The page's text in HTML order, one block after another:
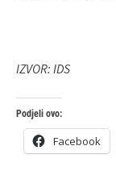
IZVOR: IDS
Podjeli ovo:
Facebook